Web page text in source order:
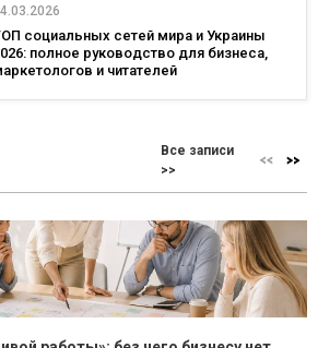
социальных сетей мира и Украины
полное руководство для бизнеса,
и читателей
Все записи
>>